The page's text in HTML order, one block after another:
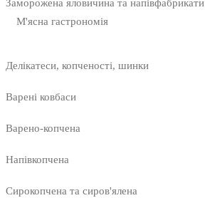
Заморожена яловичина та напівфабрикати
М'ясна гастрономія
Делікатеси, копченості, шинки
Варені ковбаси
Варено-копчена
Напівкопчена
Сирокопчена та сиров'ялена